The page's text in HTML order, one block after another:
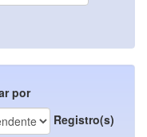
por
Registro(s)